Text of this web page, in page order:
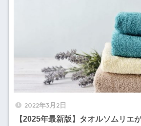
2022年3月2日
【2025年最新版】タオルソムリエ